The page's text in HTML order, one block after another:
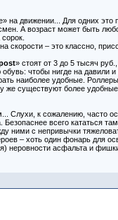
движении... Для одних это
А возраст может быть
скорости – это классно,
» стоят от 3 до 5 тысяч
чтобы нигде на давили
наиболее удобные.
же существуют более удобные
Слухи, к сожалению, часто
всего кататься
ними с непривычки
– хоть один фонарь для
неровности асфальта и